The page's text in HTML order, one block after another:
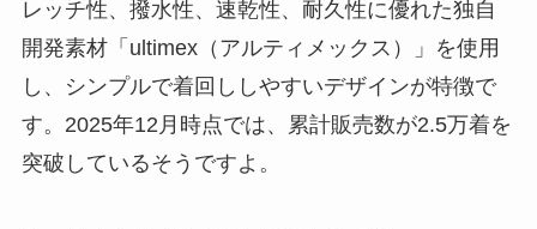
レッチ性、撥水性、速乾性、耐久性に優れた独自
開発素材「ultimex（アルティメックス）」を使用
し、シンプルで着回ししやすいデザインが特徴で
す。2025年12月時点では、累計販売数が2.5万着を
突破しているそうですよ。